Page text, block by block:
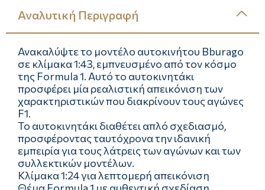
Αναλυτική Περιγραφή
Ανακαλύψτε το μοντέλο αυτοκινήτου Bburago
σε κλίμακα 1:43, εμπνευσμένο από τον κόσμο
της Formula 1. Αυτό το αυτοκινητάκι
προσφέρει μία ρεαλιστική απεικόνιση των
χαρακτηριστικών που διακρίνουν τους αγώνες
F1.
Το αυτοκινητάκι διαθέτει απλό σχεδιασμό,
προσφέροντας ταυτόχρονα την ιδανική
εμπειρία για τους λάτρεις των αγώνων και των
συλλεκτικών μοντέλων.
Κλίμακα 1:24 για λεπτομερή απεικόνιση